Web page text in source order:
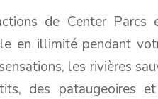
de Center Parcs
en illimité pendant
les rivières
des pataugeoires